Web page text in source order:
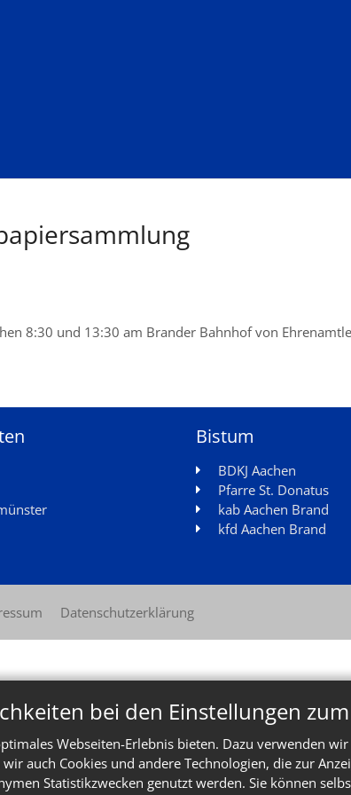
bei den Einstellungen
Webseiten-Erlebnis bieten. Dazu verwenden
auch Cookies und andere Technologien, die zur
Statistikzwecken genutzt werden. Sie können
8:30 und 13:30 am Brander Bahnhof von
Bistum
BDKJ Aachen
Pfarre St. Donatus
kab Aachen Brand
kfd Aachen Brand
Datenschutzerklärung